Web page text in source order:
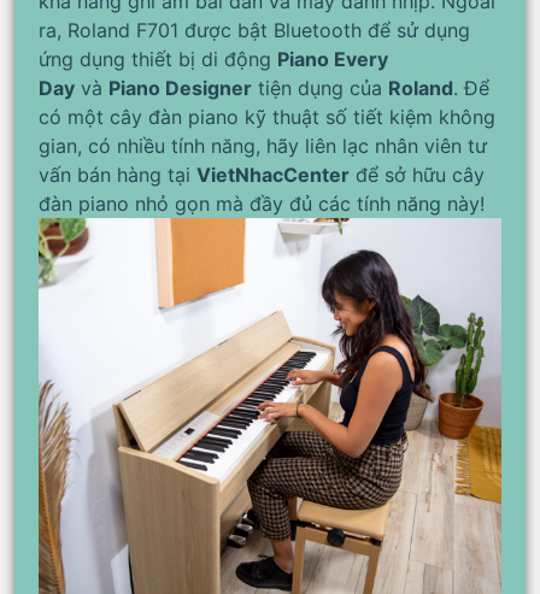
ra, Roland F701 được bật Bluetooth để sử dụng
ứng dụng thiết bị di động Piano Every
Day và Piano Designer tiện dụng của Roland. Để
có một cây đàn piano kỹ thuật số tiết kiệm không
gian, có nhiều tính năng, hãy liên lạc nhân viên tư
vấn bán hàng tại VietNhacCenter để sở hữu cây
đàn piano nhỏ gọn mà đầy đủ các tính năng này!